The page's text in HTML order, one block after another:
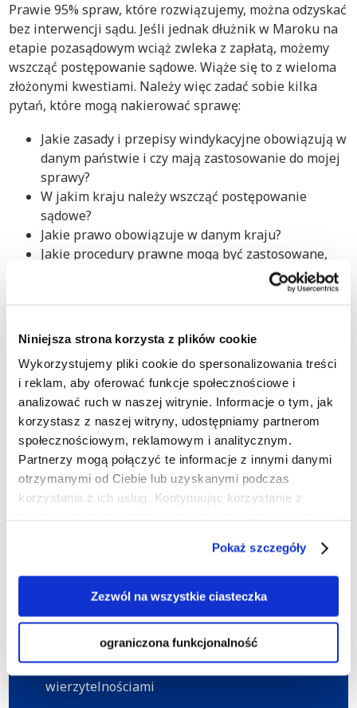
Niniejsza strona korzysta z plików cookie
Wykorzystujemy pliki cookie do spersonalizowania treści
i reklam, aby oferować funkcje społecznościowe i
analizować ruch w naszej witrynie. Informacje o tym, jak
korzystasz z naszej witryny, udostępniamy partnerom
społecznościowym, reklamowym i analitycznym.
Partnerzy mogą połączyć te informacje z innymi danymi
otrzymanymi od Ciebie lub uzyskanymi podczas
korzystania z ich usług. Kontynuując korzystanie z
Pokaż szczegóły
Zezwól na wszystkie ciasteczka
ograniczona funkcjonalność
Prawie 95% spraw, które rozwiązujemy, można odzyskać
bez interwencji sądu. Jeśli jednak dłużnik w Maroku na
etapie pozasądowym wciąż zwleka z zapłatą, możemy
wszcząć postępowanie sądowe. Wiąże się to z wieloma
złożonymi kwestiami. Należy więc zadać sobie kilka
pytań, które mogą nakierować sprawę:
Jakie zasady i przepisy windykacyjne obowiązują w
danym państwie i czy mają zastosowanie do mojej
sprawy?
W jakim kraju należy wszcząć postępowanie
sądowe?
Jakie prawo obowiązuje w danym kraju?
Jakie procedury prawne mogą być zastosowane,
Jaki okres przedawnienia obowiązuje w moim
Nasi specjaliści ds. windykacji międzynarodowej i
przydzielony do Twojej sprawy doradca mogą Ci pomóc i
wyjaśnić wszystko, co musisz wiedzieć, aby skutecznie
odzyskać dług w Maroku.
Rozpocznij windykację należności w
Maroku już dziś!
Pomożemy Ci w następujących sytuacjach:
Niedostarczone towary lub usługi, za które
Nieuregulowany najem lokali gospodarczych
Doradztwo w zakresie poprawy zarządzania
wierzytelnościami